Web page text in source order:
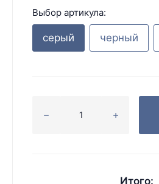
Выбор артикула:
серый черный
Итого: